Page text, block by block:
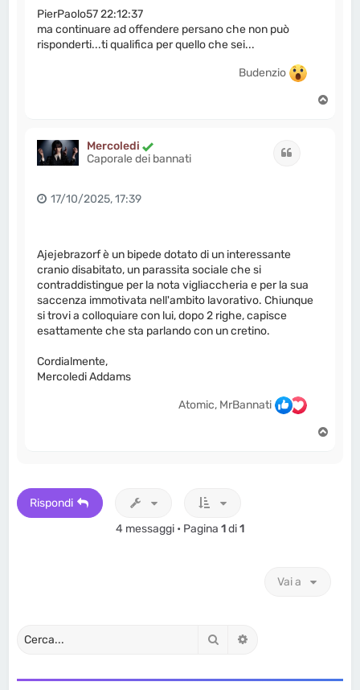
PierPaolo57 22:12:37
ma continuare ad offendere persano che non può
risponderti...ti qualifica per quello che sei...
Budenzio
Mercoledi
Caporale dei bannati
17/10/2025, 17:39
Ajejebrazorf è un bipede dotato di un interessante
cranio disabitato, un parassita sociale che si
contraddistingue per la nota vigliaccheria e per la sua
saccenza immotivata nell'ambito lavorativo. Chiunque
si trovi a colloquiare con lui, dopo 2 righe, capisce
esattamente che sta parlando con un cretino.
Cordialmente,
Mercoledi Addams
Atomic, MrBannati
Rispondi
4 messaggi • Pagina 1di1
Vai a
Cerca